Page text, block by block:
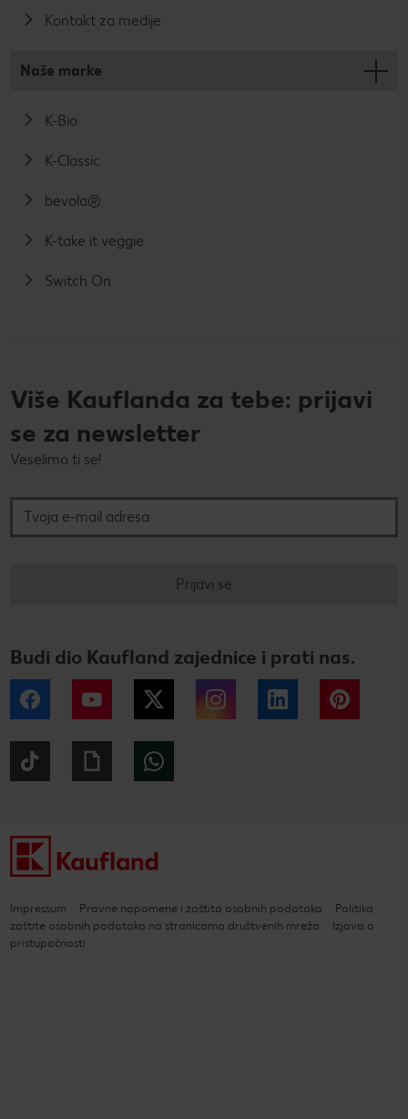
Kontakt za medije
Naše marke
K-Bio
K-Classic
bevola®
K-take it veggie
Switch On
Više Kauflanda za tebe: prijavi
se za newsletter
Veselimo ti se!
Prijavi se
Budi dio Kaufland zajednice i prati nas.
Facebook YouTube Twitter Instagram LinkedIn
Giphy
Impressum Pravne napomene i zaštita osobnih podataka
Politika
zaštite osobnih podataka na stranicama društvenih mreža
Izjava o
pristupačnosti